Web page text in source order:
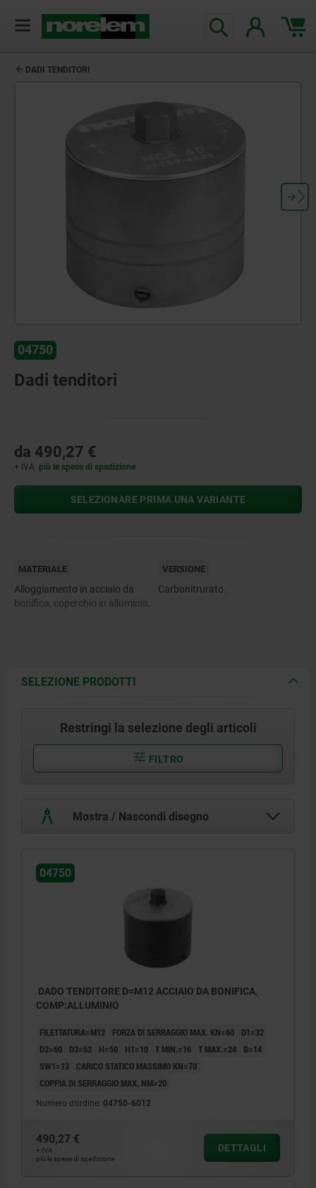
DADI TENDITORI
04750
Dadi tenditori
da 490,27 €
+ IVA più le spese di spedizione
SELEZIONARE PRIMA UNA VARIANTE
MATERIALE
Alloggiamento in acciaio da
bonifica, coperchio in alluminio.
VERSIONE
Carbonitrurato.
SELEZIONE PRODOTTI
Restringi la selezione degli articoli
FILTRO
Mostra / Nascondi disegno
04750
DADO TENDITORE D=M12 ACCIAIO DA BONIFICA,
COMP:ALLUMINIO
FILETTATURA=M12 FORZA DI SERRAGGIO MAX. KN=60
D1=32
D2=60
D3=62 H=50 H1=10 T MIN.=16 T MAX.=24
B=14
SW1=13
CARICO STATICO MASSIMO KN=70
COPPIA DI SERRAGGIO MAX. NM=20
Numero d’ordine: 04750-6012
490,27 €
+ IVA
più le spese di spedizione
DETTAGLI